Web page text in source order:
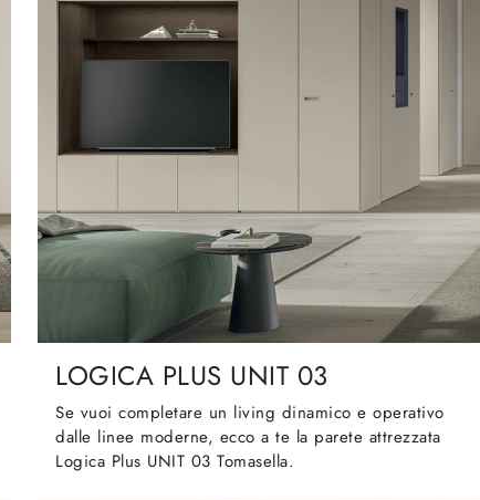
LOGICA PLUS UNIT 03
Se vuoi completare un living dinamico e operativo
dalle linee moderne, ecco a te la parete attrezzata
Logica Plus UNIT 03 Tomasella.